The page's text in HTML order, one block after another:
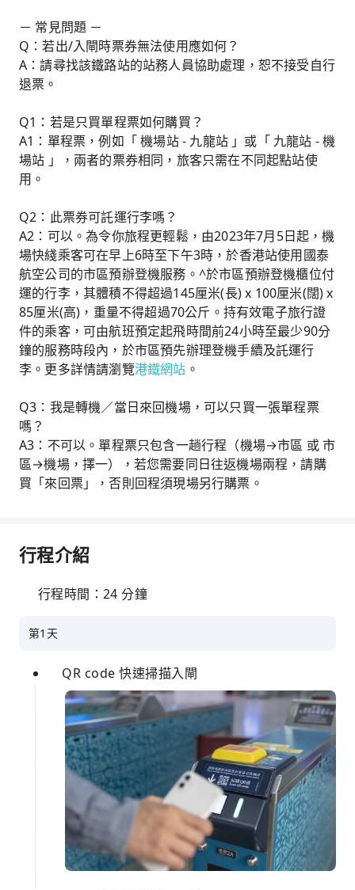
－ 常見問題 －
Q：若出/入閘時票券無法使用應如何？
A：請尋找該鐵路站的站務人員協助處理，恕不接受自行
退票。
Q1：若是只買單程票如何購買？
A1：單程票，例如「 機場站 - 九龍站 」或「 九龍站 - 機
場站 」，兩者的票券相同，旅客只需在不同起點站使
用。
Q2：此票券可託運行李嗎？
A2：可以。為令你旅程更輕鬆，由2023年7月5日起，機
場快綫乘客可在早上6時至下午3時，於香港站使用國泰
航空公司的市區預辦登機服務。^於市區預辦登機櫃位付
運的行李，其體積不得超過145厘米(長) x 100厘米(闊) x
85厘米(高)，重量不得超過70公斤。持有效電子旅行證
件的乘客，可由航班預定起飛時間前24小時至最少90分
鐘的服務時段內，於市區預先辦理登機手續及託運行
李。更多詳情請瀏覽港鐵網站 。
Q3：我是轉機／當日來回機場，可以只買一張單程票
嗎？
A3：不可以。單程票只包含一趟行程（機場→市區 或 市
區→機場，擇一），若您需要同日往返機場兩程，請購
買「來回票」，否則回程須現場另行購票。
行程介紹
行程時間：24 分鐘
第1天
QR code 快速掃描入閘